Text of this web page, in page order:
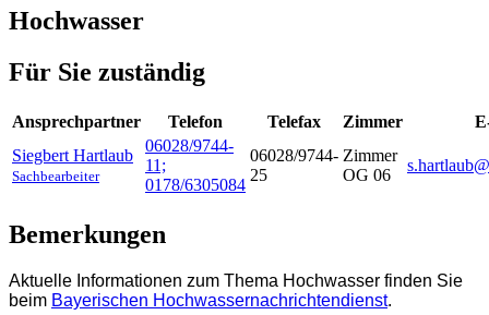
Hochwasser
Für Sie zuständig
Ansprechpartner Telefon Telefax Zimmer
Siegbert Hartlaub
Sachbearbeiter
06028/9744-
11;
0178/6305084
06028/9744-
25
Zimmer
OG 06
Bemerkungen
Aktuelle Informationen zum Thema Hochwasser finden Sie
beim Bayerischen Hochwassernachrichtendienst.